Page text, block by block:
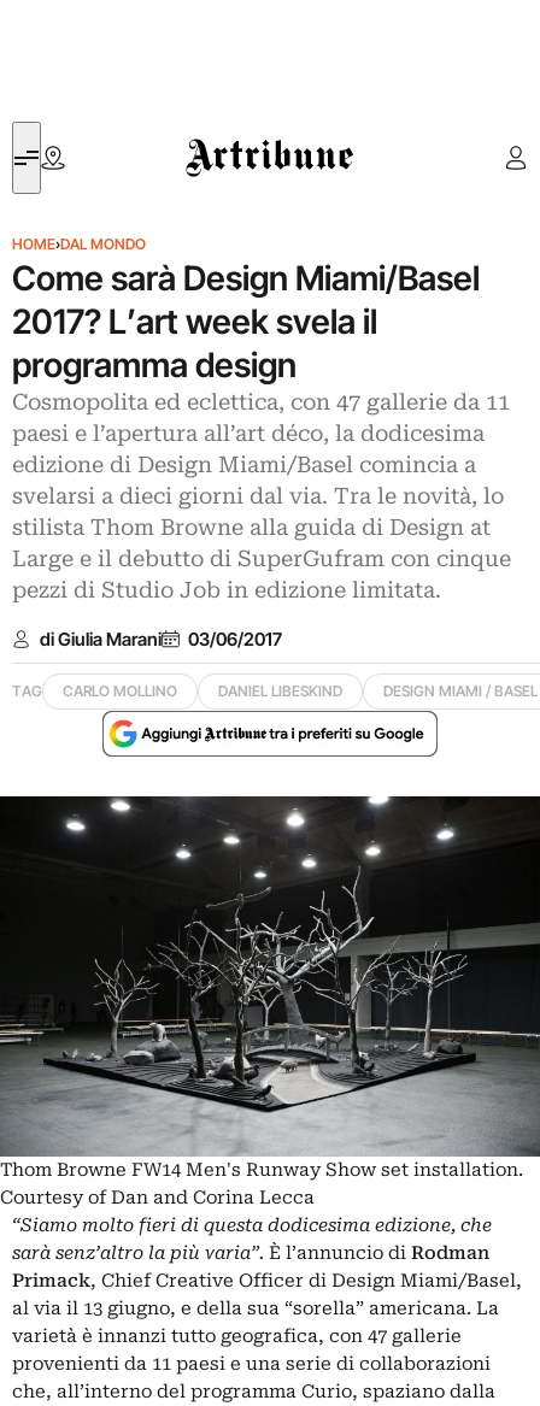
Artribune
HOME›DAL MONDO
Come sarà Design Miami/Basel
2017? L’art week svela il
programma design
Cosmopolita ed eclettica, con 47 gallerie da 11
paesi e l’apertura all’art déco, la dodicesima
edizione di Design Miami/Basel comincia a
svelarsi a dieci giorni dal via. Tra le novità, lo
stilista Thom Browne alla guida di Design at
Large e il debutto di SuperGufram con cinque
pezzi di Studio Job in edizione limitata.
di Giulia Marani 03/06/2017
TAG CARLO MOLLINO DANIEL LIBESKIND DESIGN MIAMI / BASEL
Thom Browne FW14 Men's Runway Show set installation.
Courtesy of Dan and Corina Lecca
“Siamo molto fieri di questa dodicesima edizione, che
sarà senz’altro la più varia”. È l’annuncio di Rodman
Primack, Chief Creative Officer di Design Miami/Basel,
al via il 13 giugno, e della sua “sorella” americana. La
varietà è innanzi tutto geografica, con 47 gallerie
provenienti da 11 paesi e una serie di collaborazioni
che, all’interno del programma Curio, spaziano dalla